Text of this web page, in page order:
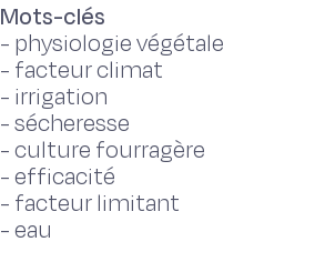
Mots-clés
- physiologie végétale
- facteur climat
- irrigation
-sécheresse
-culture fourragère
-efficacité
- facteur limitant
-eau